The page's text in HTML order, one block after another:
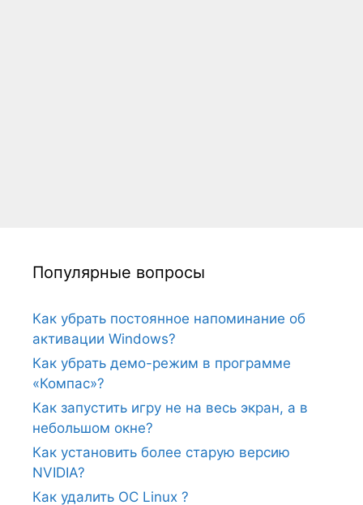
Популярные вопросы
Как убрать постоянное напоминание об
активации Windows?
Как убрать демо-режим в программе
«Компас»?
Как запустить игру не на весь экран, а в
небольшом окне?
Как установить более старую версию
NVIDIA?
Как удалить ОС Linux ?